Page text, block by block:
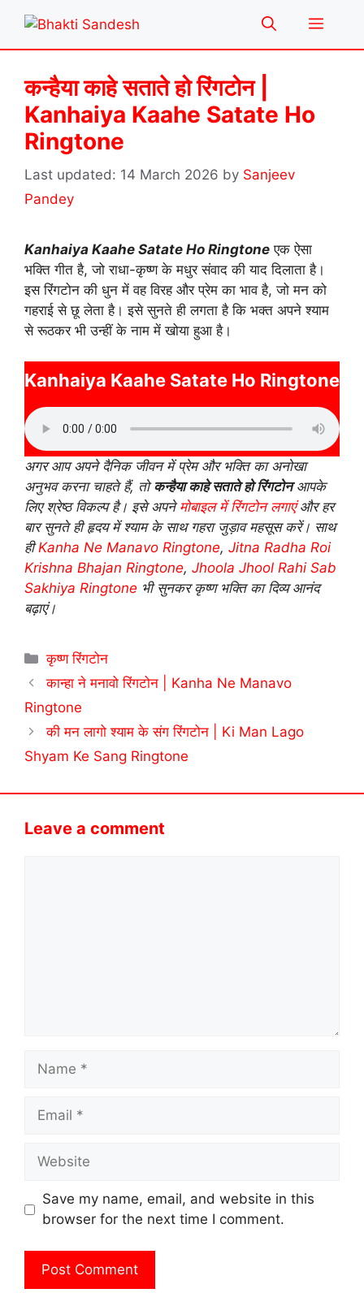
content
Menu
कन्हैया काहे सताते हो रिंगटोन |
Kanhaiya Kaahe Satate Ho
Ringtone
14 March 2026 by Sanjeev
Pandey
Kanhaiya Kaahe Satate Ho Ringtone एक ऐसा
भक्ति गीत है, जो राधा-कृष्ण के मधुर संवाद की याद दिलाता है।
इस रिंगटोन की धुन में वह विरह और प्रेम का भाव है, जो मन को
गहराई से छू लेता है। इसे सुनते ही लगता है कि भक्त अपने श्याम
से रूठकर भी उन्हीं के नाम में खोया हुआ है।
Kanhaiya Kaahe Satate Ho Ringtone
अगर आप अपने दैनिक जीवन में प्रेम और भक्ति का अनोखा
अनुभव करना चाहते हैं, तोकन्हैया काहे सताते हो रिंगटोनआपके
लिए श्रेष्ठ विकल्प है। इसे अपनेमोबाइल में रिंगटोन लगाएंऔर हर
बार सुनते ही हृदय में श्याम के साथ गहरा जुड़ाव महसूस करें। साथ
हीKanha Ne Manavo Ringtone, Jitna Radha Roi
Krishna Bhajan Ringtone, Jhoola Jhool Rahi Sab
Sakhiya Ringtone भी सुनकर कृष्ण भक्ति का दिव्य आनंद
बढ़ाएं।
Categories
कृष्ण रिंगटोन
कान्हा ने मनावो रिंगटोन | Kanha Ne Manavo
Ringtone
की मन लागो श्याम के संग रिंगटोन | Ki Man Lago
Shyam Ke Sang Ringtone
Leave a comment
Name
Email
Website
Save my name, email, and website in this
browser for the next time I comment.